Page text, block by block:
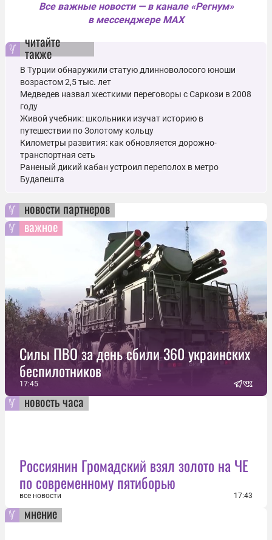
Все важные новости — в канале «Регнум»
в мессенджере MAX
читайте
также
В Турции обнаружили статую длинноволосого юноши
возрастом 2,5 тыс. лет
Медведев назвал жесткими переговоры с Саркози в 2008
году
Живой учебник: школьники изучат историю в
путешествии по Золотому кольцу
Километры развития: как обновляется дорожно-
транспортная сеть
Раненый дикий кабан устроил переполох в метро
Будапешта
новости партнеров
важное
Силы ПВО за день сбили 360 украинских
беспилотников
17:45
новость часа
Россиянин Громадский взял золото на ЧЕ
по современному пятиборью
все новости 17:43
мнение